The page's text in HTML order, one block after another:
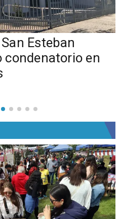
Esteban
condenatorio en